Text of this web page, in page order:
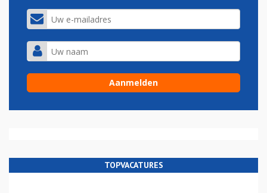
TOPVACATURES